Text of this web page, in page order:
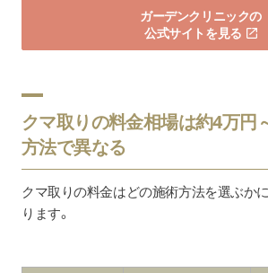
ガーデンクリニックの
公式サイトを見る
クマ取りの料金相場は約4万円
方法で異なる
クマ取りの料金はどの施術方法を選ぶか
ります。